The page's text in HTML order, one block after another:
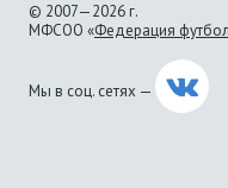
© 2007—2026 г.
МФСОО «Федерация
Мы в соц. сетях —